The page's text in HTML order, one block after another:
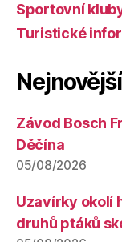
Sportovní
Turistické
Závod Bosch
Děčína
05/08/2026
Uzavírky okolí
druhů ptáků